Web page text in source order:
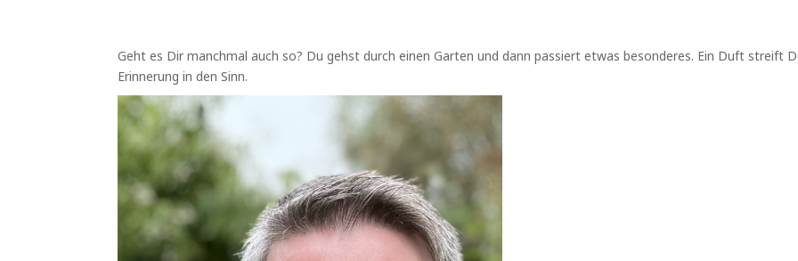
Geht es Dir manchmal auch so? Du gehst durch einen Garten und dann passiert etwas besonderes. Ein Duft streift
Erinnerung in den Sinn.